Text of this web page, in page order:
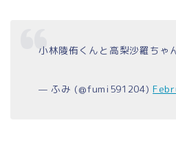
小林陵侑くんと高梨沙羅ちゃ
— ふみ (@fumi591204)